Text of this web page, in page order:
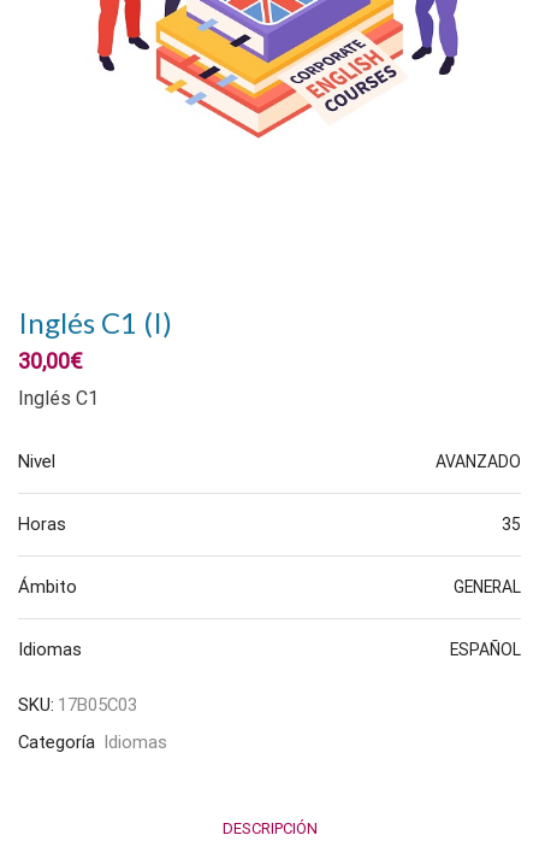
Inglés C1 (I)
30,00€
Inglés C1
Nivel AVANZADO
Horas 35
Ámbito GENERAL
Idiomas ESPAÑOL
SKU: 17B05C03
Categoría Idiomas
DESCRIPCIÓN